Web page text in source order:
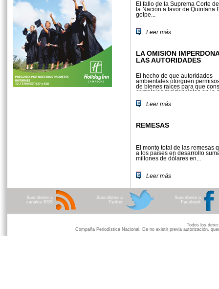
El fallo de la Suprema Corte
la Nación a favor de Quintana
golpe...
Leer más
LA OMISIÓN
LAS AUTORIDADES
El hecho de que autoridades
ambientales otorguen
de bienes raíces para que
complejos residenciales en la
Leer más
REMESAS
El monto total de las remesas
a los países en desarrollo
millones de dólares en...
Leer más
Suscribirse a
canales RSS
Suscribirse a
Twitter
Suscribirse a
Facebook
Todos los
Compaña Periodística Nacional. De no existir previa autorización,